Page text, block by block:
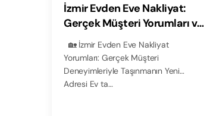
İzmir Evden Eve Nakliyat:
Gerçek Müşteri Yorumları ve
Deneyimleri
🏡 İzmir Evden Eve Nakliyat
Yorumları: Gerçek Müşteri
Deneyimleriyle Taşınmanın Yeni
Adresi Ev ta…